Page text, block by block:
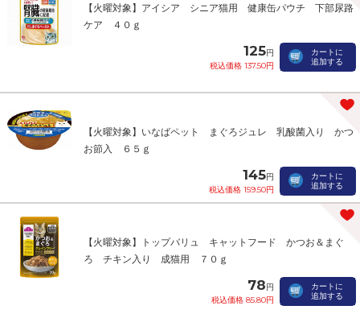
【火曜対象】アイシア シニア猫用 健康缶パウチ 下部尿路
ケア ４０ｇ
125円
税込価格 137.50円
カートに
追加する
【火曜対象】いなばペット まぐろジュレ 乳酸菌入り かつ
お節入 ６５ｇ
145円
税込価格 159.50円
カートに
追加する
【火曜対象】トップバリュ キャットフード かつお＆まぐ
ろ チキン入り 成猫用 ７０ｇ
78円
税込価格 85.80円
カートに
追加する